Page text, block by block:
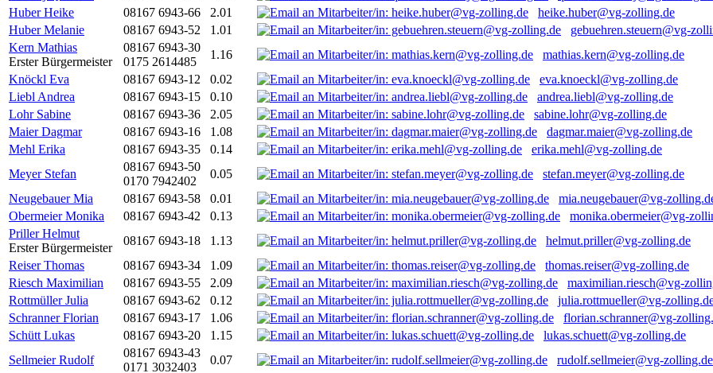
Huber Heike
08167 6943-66 2.01
heike.huber@vg-zolling.de
Huber Melanie
08167 6943-52 1.01
gebuehren.steuern@vg-
Kern Mathias
Erster Bürgermeister
08167 6943-30
0175 2614485
1.16
mathias.kern@vg-zolling.de
Knöckl Eva
08167 6943-12 0.02
eva.knoeckl@vg-zolling.de
Liebl Andrea
08167 6943-15 0.10
andrea.liebl@vg-zolling.de
Lohr Sabine
08167 6943-36 2.05
sabine.lohr@vg-zolling.de
Maier Dagmar
08167 6943-16 1.08
dagmar.maier@vg-zolling.de
Mehl Erika
08167 6943-35 0.14
erika.mehl@vg-zolling.de
Meyer Stefan
08167 6943-50
0170 7942402
0.05
stefan.meyer@vg-zolling.de
Neugebauer Mia
08167 6943-58 0.01
mia.neugebauer@vg-
Obermeier Monika
08167 6943-42 0.13
monika.obermeier@vg-
Priller Helmut
Erster Bürgermeister
08167 6943-18 1.13
helmut.priller@vg-zolling.de
Reiser Thomas
08167 6943-34 1.09
thomas.reiser@vg-zolling.de
Riesch Maximilian
08167 6943-55 2.09
maximilian.riesch@vg-
Rottmüller Julia
08167 6943-62 0.12
julia.rottmueller@vg-
Schranner Florian
08167 6943-17 1.06
florian.schranner@vg-
Schütt Lukas
08167 6943-20 1.15
lukas.schuett@vg-zolling.de
Sellmeier Rudolf
08167 6943-43
0171 3032403
0.07
rudolf.sellmeier@vg-zolling.de